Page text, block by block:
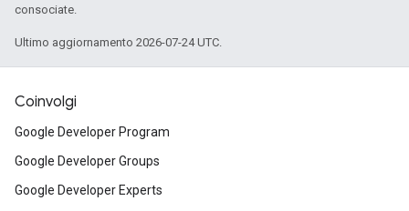
consociate.
Ultimo aggiornamento 2026-07-24 UTC.
Coinvolgi
Google Developer Program
Google Developer Groups
Google Developer Experts